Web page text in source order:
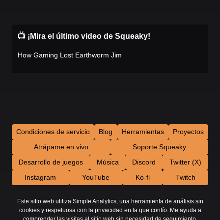
📺 ¡Mira el último video de Squeaky!
How Gaming Lost Earthworm Jim
Condiciones de servicio Blog Herramientas
Proyectos
Atrápame en vivo
Soporte Squeaky
Desarrollo de juegos
Música Discord
Twitter (X)
Instagram
YouTube Ko-fi Twitch
Este sitio web utiliza Simple Analytics, una herramienta de análisis sin
cookies y respetuosa con la privacidad en la que confío. Me ayuda a